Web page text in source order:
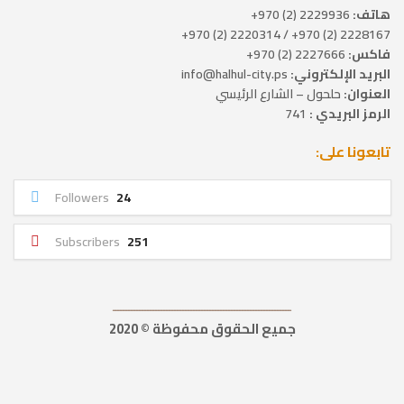
هاتف:
2228167 (2) 970+ / 2220314 (2) 970+
فاكس:
البريد الإلكتروني:
العنوان:حلحول – الشارع الرئيسي
الرمز البريدي :
تابعونا على:
24
Followers
251
Subscribers
ــــــــــــــــــــــــــــــــــــــــــــــــــــــــــــــــــ
جميع الحقوق محفوظة © 2020